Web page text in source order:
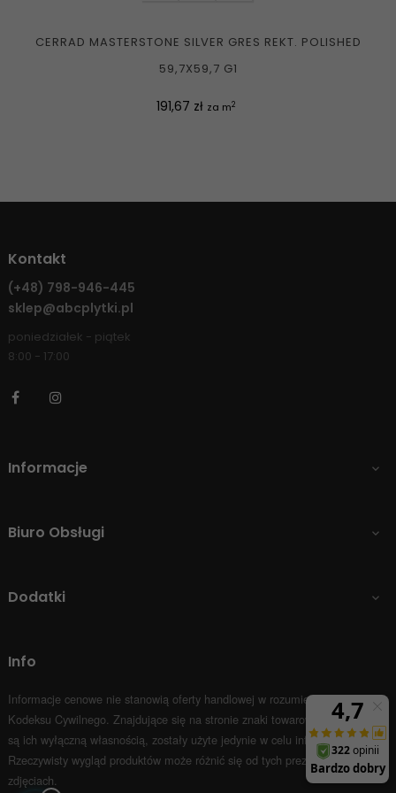
CERRAD MASTERSTONE SILVER GRES REKT. POLISHED
59,7X59,7 G1
Cena
191,67 zł za m2
Kontakt
(+48) 798-946-445
sklep@abcplytki.pl
poniedziałek - piątek
8:00 - 17:00
Facebook
Informacje 
Biuro Obsługi 
Dodatki 
Info
Informacje cenowe nie stanowią oferty handlowej w rozumieniu Art.66 par.1
Kodeksu Cywilnego. Znajdujące się na stronie znaki towarowe i nazwy firm
są ich wyłączną własnością, zostały użyte jedynie w celu informacyjnym.
Rzeczywisty wygląd produktów może różnić się od tych prezentowanych na
zdjęciach.